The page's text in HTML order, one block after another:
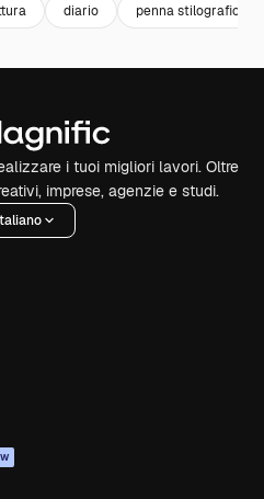
diario penna stilografica
i tuoi migliori lavori. Oltre
imprese, agenzie e studi.